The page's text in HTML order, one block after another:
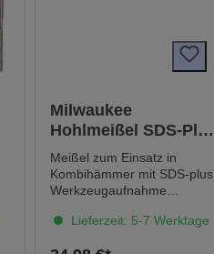
Milwaukee
Hohlmeißel SDS-Plus
250 x 25 mm
Meißel zum Einsatz in
Kombihämmer mit SDS-plus
Werkzeugaufnahme
erstellen Technische Daten
Lieferzeit: 5-7 Werktage